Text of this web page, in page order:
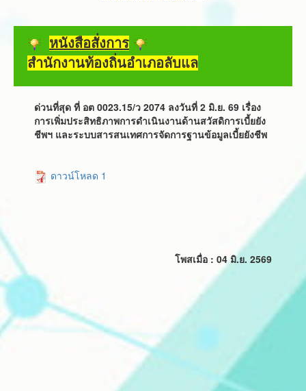
หนังสือสั่งการ
สำนักงานท้องถิ่นอำเภอลับแล
ด่วนที่สุด ที่ อต 0023.15/ว 2074 ลงวันที่ 2 มิ.ย. 69 เรื่อง
การเพิ่มประสิทธิภาพการดําเนินงานด้านสวัสดิการเบี้ยยัง
ชีพฯ และระบบสารสนเทศการจัดการฐานข้อมูลเบี้ยยังชีพ
ดาวน์โหลด 1
โพสเมื่อ : 04 มิ.ย. 2569